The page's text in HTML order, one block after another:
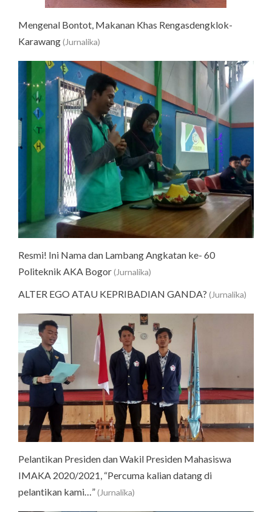
Mengenal Bontot, Makanan Khas Rengasdengklok-
Karawang(Jurnalika)
Resmi! Ini Nama dan Lambang Angkatan ke- 60
Politeknik AKA Bogor(Jurnalika)
ALTER EGO ATAU KEPRIBADIAN GANDA? (Jurnalika)
Pelantikan Presiden dan Wakil Presiden Mahasiswa
IMAKA 2020/2021, “Percuma kalian datang di
pelantikan kami…”(Jurnalika)